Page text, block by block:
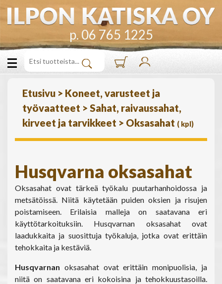
p. 06 765 1225
Etusivu > Koneet, varusteet ja
työvaatteet > Sahat, raivaussahat,
kirveet ja tarvikkeet > Oksasahat ( kpl)
Husqvarna oksasahat
Oksasahat ovat tärkeä työkalu puutarhanhoidossa ja
metsätöissä. Niitä käytetään puiden oksien ja risujen
poistamiseen. Erilaisia malleja on saatavana eri
käyttötarkoituksiin. Husqvarnan oksasahat ovat
laadukkaita ja suosittuja työkaluja, jotka ovat erittäin
tehokkaita ja kestäviä.
Husqvarnan oksasahat ovat erittäin monipuolisia, ja
niitä on saatavana eri kokoisina ja tehokkuustasoilla.